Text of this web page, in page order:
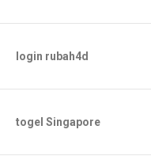
login rubah4d
togel Singapore